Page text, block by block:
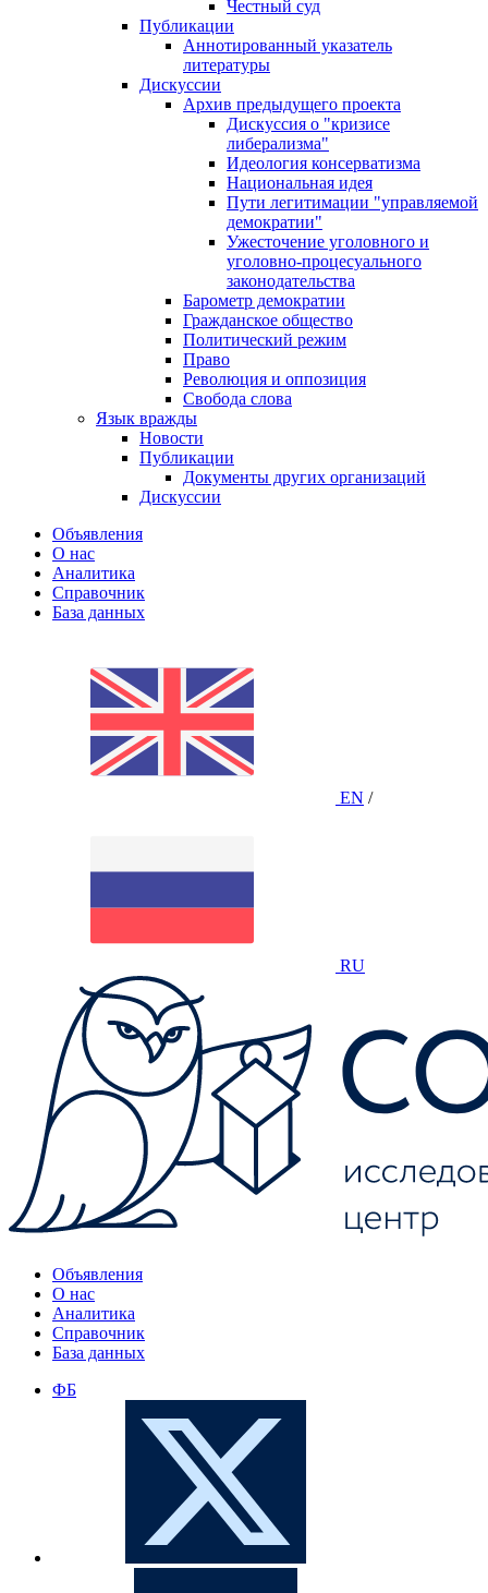
Честный суд
Публикации
Аннотированный указатель
литературы
Дискуссии
Архив предыдущего проекта
Дискуссия о "кризисе
либерализма"
Идеология консерватизма
Национальная идея
Пути легитимации "управляемой
демократии"
Ужесточение уголовного и
уголовно-процесуального
законодательства
Барометр демократии
Гражданское общество
Политический режим
Право
Революция и оппозиция
Свобода слова
Язык вражды
Новости
Публикации
Документы других организаций
Дискуссии
Объявления
О нас
Аналитика
Справочник
База данных
EN /
RU
Объявления
О нас
Аналитика
Справочник
База данных
ФБ